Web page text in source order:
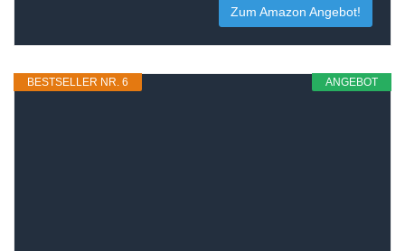
Zum Amazon Angebot!
ANGEBOT
BESTSELLER NR. 6